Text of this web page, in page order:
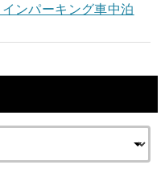
ンパーキング車中泊